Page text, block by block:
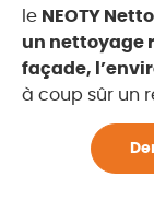
le NEOTY
un nettoyage
façade,
à coup sûr un